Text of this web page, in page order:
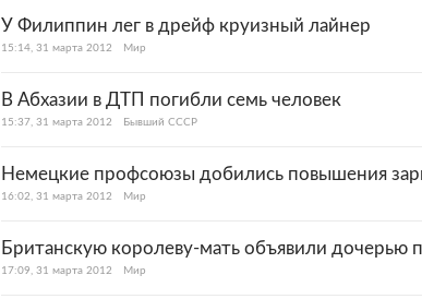
У Филиппин лег в дрейф круизный лайнер
15:14, 31 марта 2012 Мир
В Абхазии в ДТП погибли семь человек
15:37, 31 марта 2012 Бывший СССР
Немецкие профсоюзы добились повышения
16:02, 31 марта 2012 Мир
Британскую королеву-мать объявили дочерью
17:09, 31 марта 2012 Мир